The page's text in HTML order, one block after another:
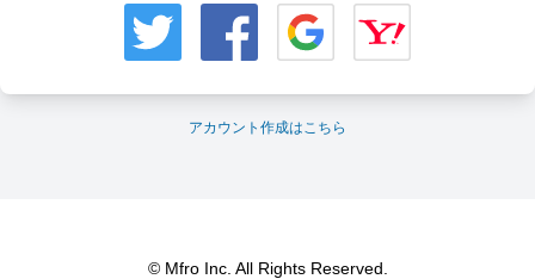
アカウント作成はこちら
© Mfro Inc. All Rights Reserved.